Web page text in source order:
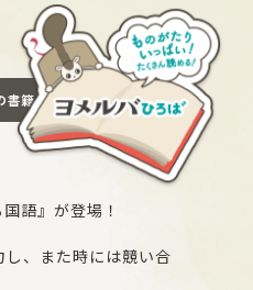
書籍をブックマークする
国語』が登場！
、また時には競い合